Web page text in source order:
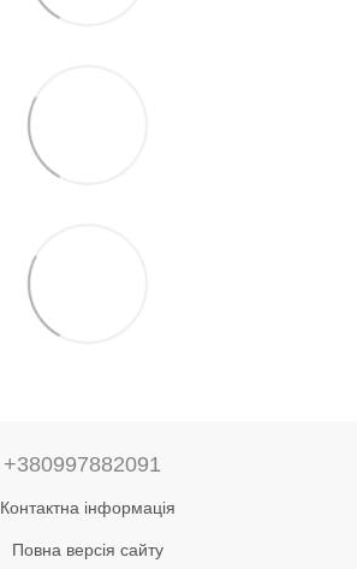
+380997882091
Контактна інформація
Повна версія сайту